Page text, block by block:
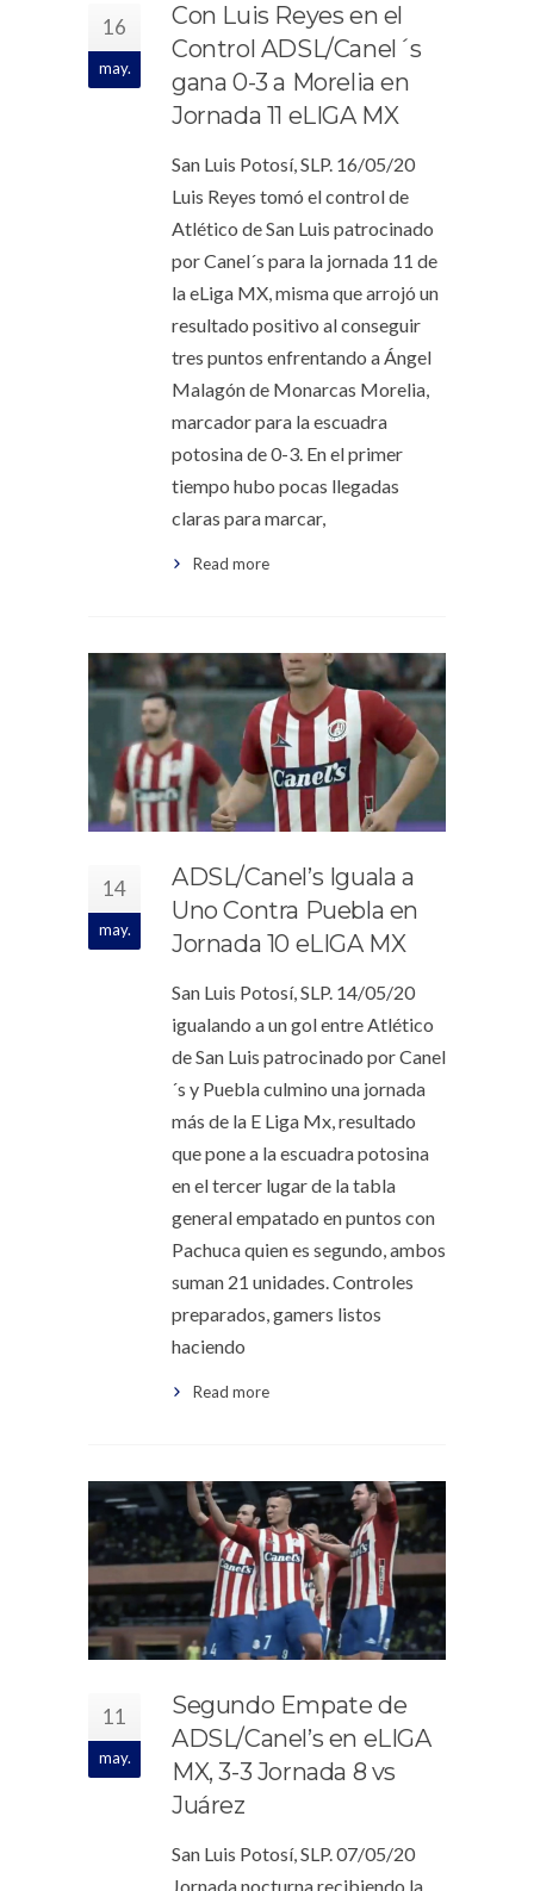
16
may.
Con Luis Reyes en el
Control ADSL/Canel´s
gana 0-3 a Morelia en
Jornada 11 eLIGA MX
San Luis Potosí, SLP. 16/05/20
Luis Reyes tomó el control de
Atlético de San Luis patrocinado
por Canel´s para la jornada 11 de
la eLiga MX, misma que arrojó un
resultado positivo al conseguir
tres puntos enfrentando a Ángel
Malagón de Monarcas Morelia,
marcador para la escuadra
potosina de 0-3. En el primer
tiempo hubo pocas llegadas
claras para marcar,
Read more
14
may.
ADSL/Canel’s Iguala a
Uno Contra Puebla en
Jornada 10 eLIGA MX
San Luis Potosí, SLP. 14/05/20
igualando a un gol entre Atlético
de San Luis patrocinado por Canel
´s y Puebla culmino una jornada
más de la E Liga Mx, resultado
que pone a la escuadra potosina
en el tercer lugar de la tabla
general empatado en puntos con
Pachuca quien es segundo, ambos
suman 21 unidades. Controles
preparados, gamers listos
haciendo
Read more
11
may.
Segundo Empate de
ADSL/Canel’s en eLIGA
MX, 3-3 Jornada 8 vs
Juárez
San Luis Potosí, SLP. 07/05/20
Jornada nocturna recibiendo la